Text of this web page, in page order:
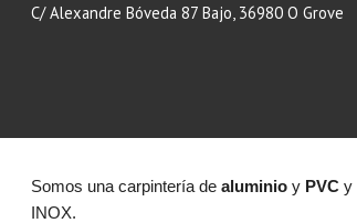
C/ Alexandre Bóveda 87 Bajo, 36980 O Grove
Somos una carpintería dealuminio y PVC y
INOX.